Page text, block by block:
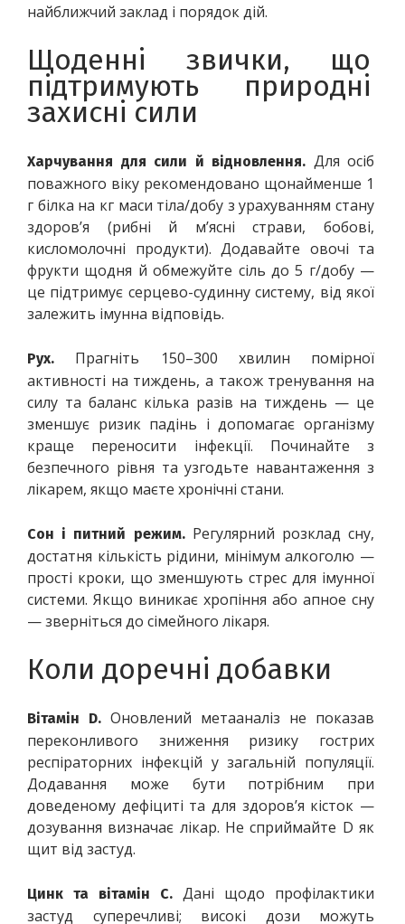
найближчий заклад і порядок дій.
Щоденні звички, що
підтримують природні
захисні сили
Харчування для сили й відновлення. Для осіб
поважного віку рекомендовано щонайменше 1
г білка на кг маси тіла/добу з урахуванням стану
здоров’я (рибні й м’ясні страви, бобові,
кисломолочні продукти). Додавайте овочі та
фрукти щодня й обмежуйте сіль до 5 г/добу —
це підтримує серцево-судинну систему, від якої
залежить імунна відповідь.
Рух. Прагніть 150–300 хвилин помірної
активності на тиждень, а також тренування на
силу та баланс кілька разів на тиждень — це
зменшує ризик падінь і допомагає організму
краще переносити інфекції. Починайте з
безпечного рівня та узгодьте навантаження з
лікарем, якщо маєте хронічні стани.
Сон і питний режим. Регулярний розклад сну,
достатня кількість рідини, мінімум алкоголю —
прості кроки, що зменшують стрес для імунної
системи. Якщо виникає хропіння або апное сну
— зверніться до сімейного лікаря.
Коли доречні добавки
Вітамін D. Оновлений метааналіз не показав
переконливого зниження ризику гострих
респіраторних інфекцій у загальній популяції.
Додавання може бути потрібним при
доведеному дефіциті та для здоров’я кісток —
дозування визначає лікар. Не сприймайте D як
щит від застуд.
Цинк та вітамін C. Дані щодо профілактики
застуд суперечливі; високі дози можуть